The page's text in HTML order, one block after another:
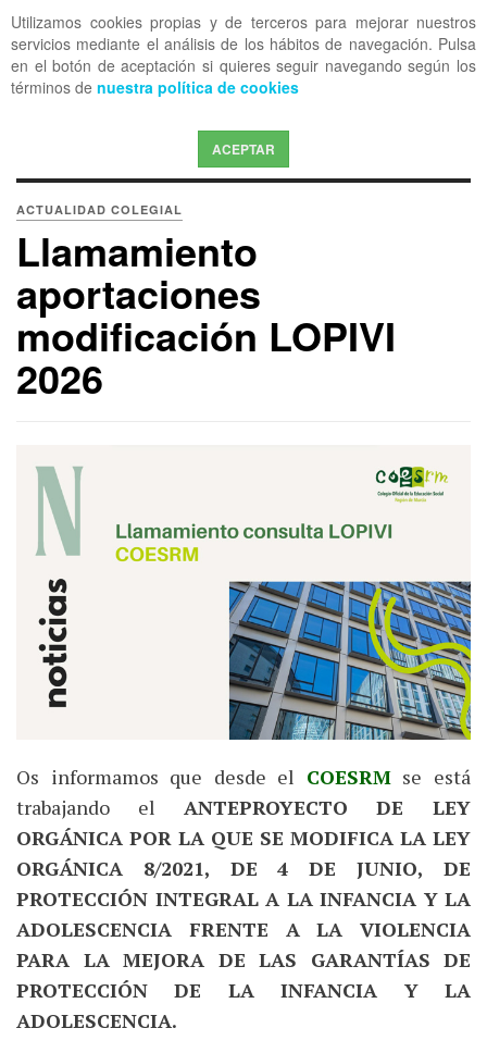
Utilizamos cookies propias y de terceros para mejorar nuestros
servicios mediante el análisis de los hábitos de navegación. Pulsa
en el botón de aceptación si quieres seguir navegando según los
términos de nuestra política de cookies
ACEPTAR
OFF CANVAS
ACTUALIDAD COLEGIAL
Llamamiento
aportaciones
modificación LOPIVI
2026
Os informamos que desde el COESRMse está
trabajando el ANTEPROYECTO DE LEY
ORGÁNICA POR LA QUE SE MODIFICA LA LEY
ORGÁNICA 8/2021, DE 4 DE JUNIO, DE
PROTECCIÓN INTEGRAL A LA INFANCIA Y LA
ADOLESCENCIA FRENTE A LA VIOLENCIA
PARA LA MEJORA DE LAS GARANTÍAS DE
PROTECCIÓN DE LA INFANCIA Y LA
ADOLESCENCIA.